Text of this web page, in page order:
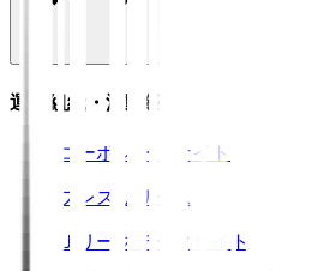
運営組織・活動紹介
コーポレートサイト
プレスリリース
Ｊリーグデータサイト